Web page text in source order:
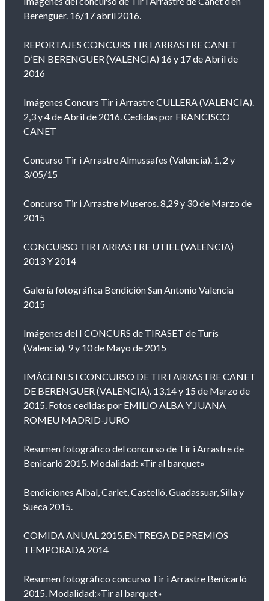
Berenguer. 16/17 abril 2016.
REPORTAJES CONCURS TIR I ARRASTRE CANET
D’EN BERENGUER (VALENCIA) 16 y 17 de Abril de
2016
Imágenes Concurs Tir i Arrastre CULLERA (VALENCIA).
2,3 y 4 de Abril de 2016. Cedidas por FRANCISCO
CANET
Concurso Tir i Arrastre Almussafes (Valencia). 1, 2 y
3/05/15
Concurso Tir i Arrastre Museros. 8,29 y 30 de Marzo de
2015
CONCURSO TIR I ARRASTRE UTIEL (VALENCIA)
2013 Y 2014
Galería fotográfica Bendición San Antonio Valencia
2015
Imágenes del I CONCURS de TIRASET de Turís
(Valencia). 9 y 10 de Mayo de 2015
IMÁGENES I CONCURSO DE TIR I ARRASTRE CANET
DE BERENGUER (VALENCIA). 13,14 y 15 de Marzo de
2015. Fotos cedidas por EMILIO ALBA Y JUANA
ROMEU MADRID-JURO
Resumen fotográfico del concurso de Tir i Arrastre de
Benicarló 2015. Modalidad: «Tir al barquet»
Bendiciones Albal, Carlet, Castelló, Guadassuar, Silla y
Sueca 2015.
COMIDA ANUAL 2015.ENTREGA DE PREMIOS
TEMPORADA 2014
Resumen fotográfico concurso Tir i Arrastre Benicarló
2015. Modalidad:»Tir al barquet»